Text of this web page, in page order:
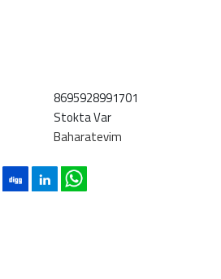
8695928991701
Stokta Var
Baharatevim